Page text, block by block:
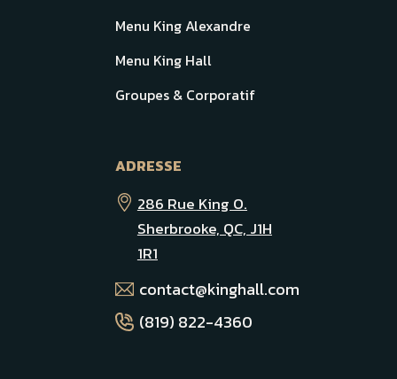
Menu King Alexandre
Menu King Hall
Groupes & Corporatif
ADRESSE
286 Rue King O.
Sherbrooke, QC, J1H
1R1
contact@kinghall.com
(819) 822-4360